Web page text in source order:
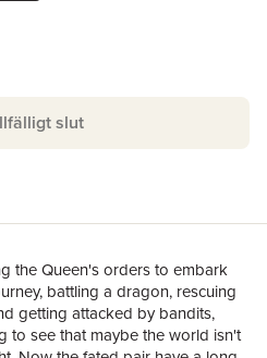
slut
the Queen's orders to embark
battling a dragon, rescuing
getting attacked by bandits,
to see that maybe the world isn't